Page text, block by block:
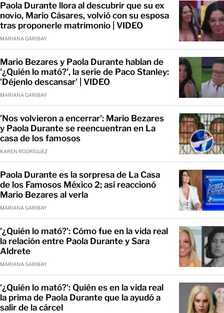
Paola Durante llora al descubrir que su ex
novio, Mario Cásares, volvió con su esposa
tras proponerle matrimonio | VIDEO
MARIANA GARIBAY
Mario Bezares y Paola Durante hablan de
'¿Quién lo mató?', la serie de Paco Stanley:
'Déjenlo descansar' | VIDEO
MARIANA GARIBAY
'Nos volvieron a encerrar': Mario Bezares
y Paola Durante se reencuentran en La
casa de los famosos
KAREN RODRÍGUEZ
Paola Durante es la sorpresa de La Casa
de los Famosos México 2; así reaccionó
Mario Bezares al verla
MARIANA GARIBAY
'¿Quién lo mató?': Cómo fue en la vida real
la relación entre Paola Durante y Sara
Aldrete
MARIANA GARIBAY
'¿Quién lo mató?': Quién es en la vida real
la prima de Paola Durante que la ayudó a
salir de la cárcel